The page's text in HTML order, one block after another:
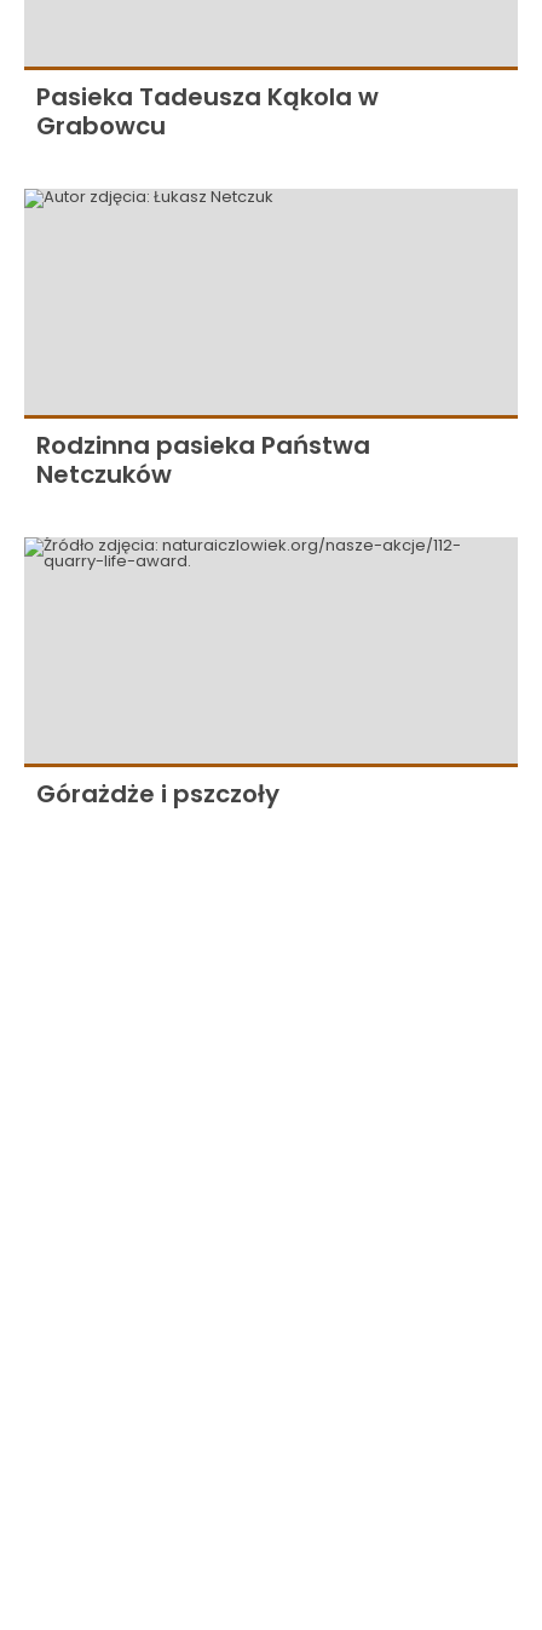
Pasieka Tadeusza Kąkola w
Grabowcu
Rodzinna pasieka Państwa
Netczuków
Górażdże i pszczoły